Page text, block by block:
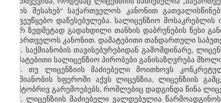
წესის შესახებ“ საქართველოს კანონით
საქვეუწყებო დაწესებულება. სალიცენზიო
მიერ ზედმეტად გადახდილი თანხის დაბრუნების წესი
საქართველოს კანონით. დამატებითი თანდართული
5. საქმიანობის თავისებურებიდან გამომდინარე,
დამატებითი სალიცენზიო პირობები განისაზღვრება
6. თუ ლიცენზიის მაძიებელი მოითხოვს
საქმიანობის სფეროში აქვს ლიცენზია, ლიცენზიის
ფაქტობრივ გარემოებებს, რომლებიც დადგინდა წინა
7. ლიცენზიის მაძიებელი ვალდებულია